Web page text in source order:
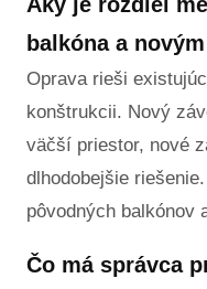
balkóna a
Oprava rieši
konštrukcii. Nový
väčší priestor, nové
dlhodobejšie
pôvodných balkónov
Čo má správca